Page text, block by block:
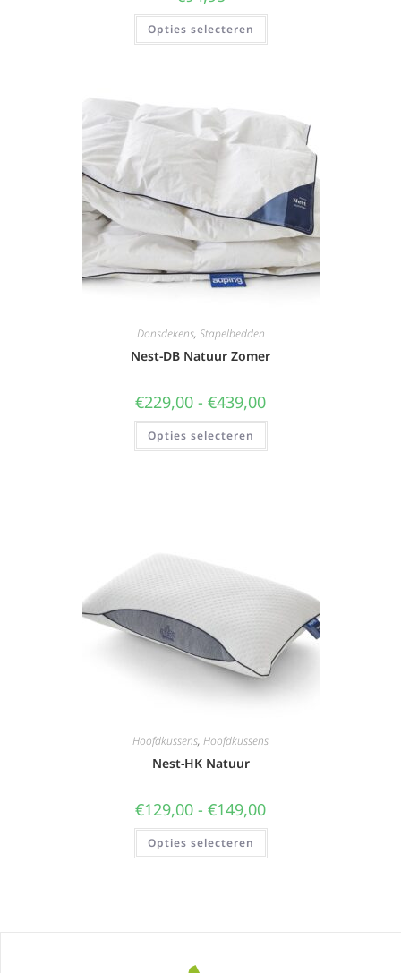
Opties selecteren
Donsdekens, Stapelbedden
Nest-DB Natuur Zomer
€229,00 - €439,00
Opties selecteren
Hoofdkussens, Hoofdkussens
Nest-HK Natuur
€129,00 - €149,00
Opties selecteren